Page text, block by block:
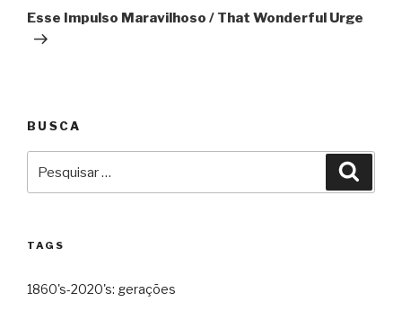
Esse Impulso Maravilhoso / That Wonderful Urge
BUSCA
TAGS
1860's-2020's: gerações